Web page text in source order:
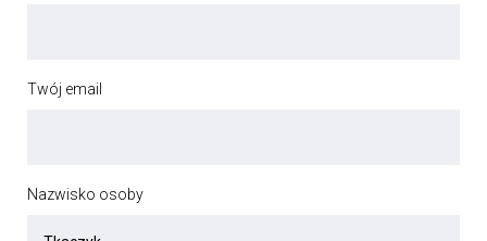
Twój email
Nazwisko osoby